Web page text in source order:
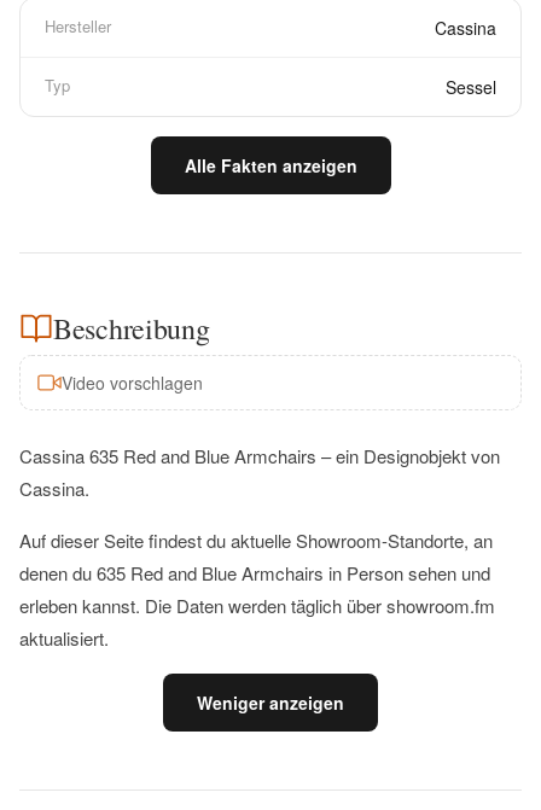
Hersteller Cassina
Typ Sessel
Alle Fakten anzeigen
Beschreibung
Video vorschlagen
Cassina 635 Red and Blue Armchairs – ein Designobjekt von
Cassina.
Auf dieser Seite findest du aktuelle Showroom-Standorte, an
denen du 635 Red and Blue Armchairs in Person sehen und
erleben kannst. Die Daten werden täglich über showroom.fm
aktualisiert.
Weniger anzeigen